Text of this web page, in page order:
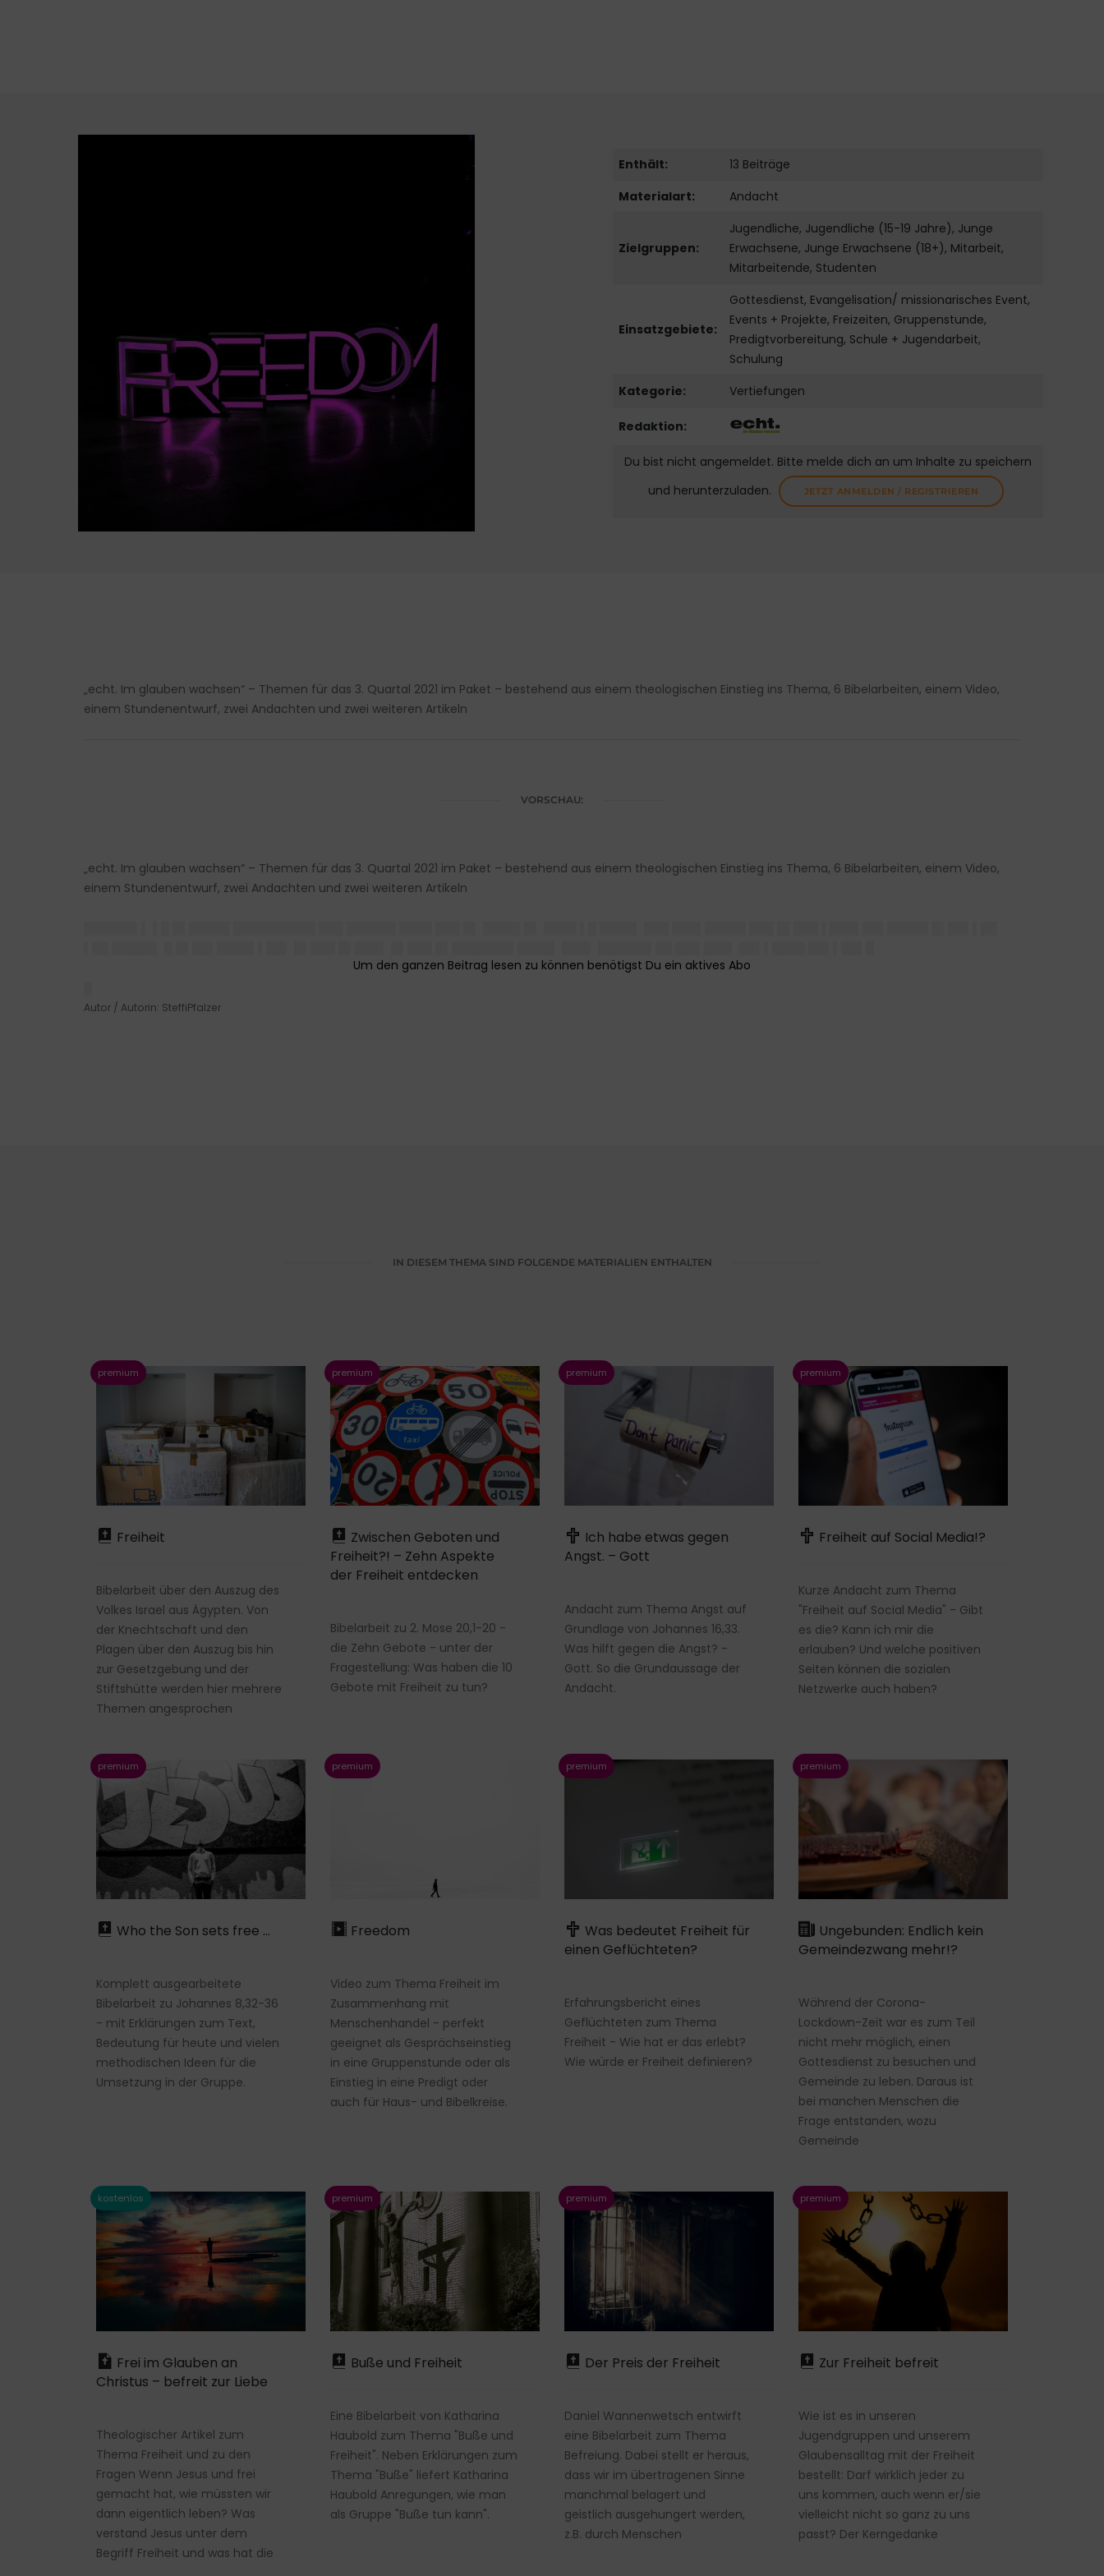
Enthält:
13 Beiträge
Materialart:
Andacht
Zielgruppen:
Jugendliche, Jugendliche (15-19 Jahre), Junge
Erwachsene, Junge Erwachsene (18+), Mitarbeit,
Mitarbeitende, Studenten
Einsatzgebiete:
Gottesdienst, Evangelisation/ missionarisches Event,
Events + Projekte, Freizeiten, Gruppenstunde,
Predigtvorbereitung, Schule + Jugendarbeit,
Schulung
Kategorie:
Vertiefungen
Redaktion:
Du bist nicht angemeldet. Bitte melde dich an um Inhalte zu speichern
und herunterzuladen.
JETZT ANMELDEN / REGISTRIEREN
„echt. Im glauben wachsen“ – Themen für das 3. Quartal 2021 im Paket – bestehend aus einem theologischen Einstieg ins Thema, 6 Bibelarbeiten, einem Video,
einem Stundenentwurf, zwei Andachten und zwei weiteren Artikeln
VORSCHAU:
„echt. Im glauben wachsen“ – Themen für das 3. Quartal 2021 im Paket – bestehend aus einem theologischen Einstieg ins Thema, 6 Bibelarbeiten, einem Video,
einem Stundenentwurf, zwei Andachten und zwei weiteren Artikeln
Autor / Autorin: SteffiPfalzer
IN DIESEM THEMA SIND FOLGENDE MATERIALIEN ENTHALTEN
Freiheit
Bibelarbeit über den Auszug des
Volkes Israel aus Ägypten. Von
der Knechtschaft und den
Plagen über den Auszug bis hin
zur Gesetzgebung und der
Stiftshütte werden hier mehrere
Themen angesprochen
Zwischen Geboten und
Freiheit?! – Zehn Aspekte
der Freiheit entdecken
Bibelarbeit zu 2. Mose 20,1-20 -
die Zehn Gebote - unter der
Fragestellung: Was haben die 10
Gebote mit Freiheit zu tun?
Ich habe etwas gegen
Angst. – Gott
Andacht zum Thema Angst auf
Grundlage von Johannes 16,33.
Was hilft gegen die Angst? -
Gott. So die Grundaussage der
Andacht.
Freiheit auf Social Media!?
Kurze Andacht zum Thema
"Freiheit auf Social Media" - Gibt
es die? Kann ich mir die
erlauben? Und welche positiven
Seiten können die sozialen
Netzwerke auch haben?
Who the Son sets free …
Komplett ausgearbeitete
Bibelarbeit zu Johannes 8,32-36
- mit Erklärungen zum Text,
Bedeutung für heute und vielen
methodischen Ideen für die
Umsetzung in der Gruppe.
Freedom
Video zum Thema Freiheit im
Zusammenhang mit
Menschenhandel - perfekt
geeignet als Gesprächseinstieg
in eine Gruppenstunde oder als
Einstieg in eine Predigt oder
auch für Haus- und Bibelkreise.
Was bedeutet Freiheit für
einen Geflüchteten?
Erfahrungsbericht eines
Geflüchteten zum Thema
Freiheit - Wie hat er das erlebt?
Wie würde er Freiheit definieren?
Ungebunden: Endlich kein
Gemeindezwang mehr!?
Während der Corona-
Lockdown-Zeit war es zum Teil
nicht mehr möglich, einen
Gottesdienst zu besuchen und
Gemeinde zu leben. Daraus ist
bei manchen Menschen die
Frage entstanden, wozu
Gemeinde
Frei im Glauben an
Christus – befreit zur Liebe
Theologischer Artikel zum
Thema Freiheit und zu den
Fragen Wenn Jesus und frei
gemacht hat, wie müssten wir
dann eigentlich leben? Was
verstand Jesus unter dem
Begriff Freiheit und was hat die
Buße und Freiheit
Eine Bibelarbeit von Katharina
Haubold zum Thema "Buße und
Freiheit". Neben Erklärungen zum
Thema "Buße" liefert Katharina
Haubold Anregungen, wie man
als Gruppe "Buße tun kann".
Der Preis der Freiheit
Daniel Wannenwetsch entwirft
eine Bibelarbeit zum Thema
Befreiung. Dabei stellt er heraus,
dass wir im übertragenen Sinne
manchmal belagert und
geistlich ausgehungert werden,
z.B. durch Menschen
Zur Freiheit befreit
Wie ist es in unseren
Jugendgruppen und unserem
Glaubensalltag mit der Freiheit
bestellt: Darf wirklich jeder zu
uns kommen, auch wenn er/sie
vielleicht nicht so ganz zu uns
passt? Der Kerngedanke